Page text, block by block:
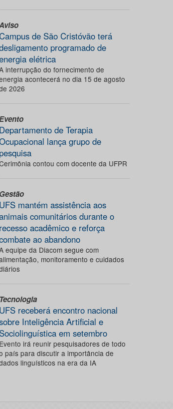
de São Cristóvão terá
programado de
elétrica
interrupção do fornecimento de
acontecerá no dia 15 de agosto
2026
Departamento de Terapia
lança grupo de
pesquisa
contou com docente da UFPR
Gestão
UFS mantém assistência aos
comunitários durante o
recesso acadêmico e reforça
ao abandono
equipe da Diacom segue com
monitoramento e cuidados
Tecnologia
UFS receberá encontro nacional
Inteligência Artificial e
Sociolinguística em setembro
Evento irá reunir pesquisadores de todo
país para discutir a importância de
linguísticos na era da IA